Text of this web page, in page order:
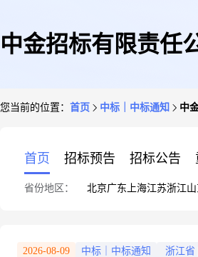
中金招标有限责任
您当前的位置： 首页 中标｜中标通知 中
首页 招标预告 招标公告
省份地区： 北京广东 上海江苏浙江
2026-08-09 中标｜中标通知 浙江省